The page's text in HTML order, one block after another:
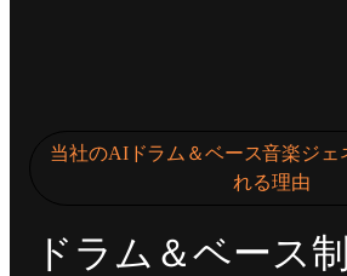
当社のAIドラム＆ベース音楽ジェ
れる理由
ドラム＆ベース